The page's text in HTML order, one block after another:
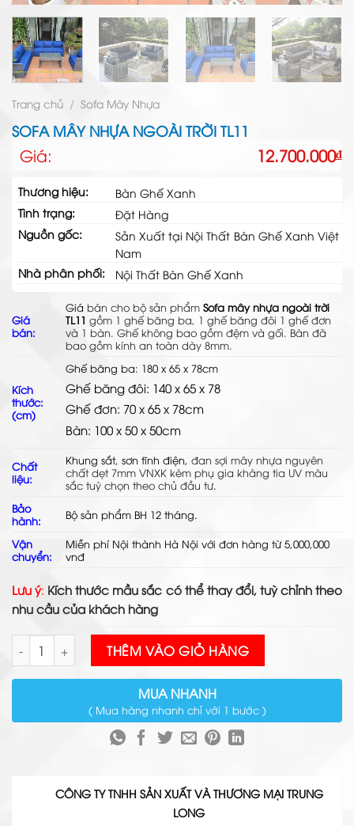
Trang chủ / Sofa Mây Nhựa
SOFA MÂY NHỰA NGOÀI TRỜI TL11
Giá: 12.700.000₫
Thương hiệu:
Bàn Ghế Xanh
Tình trạng:
Đặt Hàng
Nguồn gốc:
Sản Xuất tại Nội Thất Bàn Ghế Xanh Việt
Nam
Nhà phân phối:
Nội Thất Bàn Ghế Xanh
Giá
bán:
Giábán cho bộ sản phẩmSofa mây nhựa ngoài trời
TL11 gồm 1 ghế băng ba, 1 ghế băng đôi 1 ghế đơn
và 1 bàn. Ghế không bao gồm đệm và gối. Bàn đã
bao gồm kính an toàn dày 8mm.
Kích
thước:
(cm)
Ghế băng ba: 180 x 65 x 78cm
Ghế băng đôi: 140 x 65 x 78
Ghế đơn: 70 x 65 x 78cm
Bàn: 100 x 50 x 50cm
Chất
liệu:
Khung sắt, sơn tĩnh điện,đansợi mây nhựa nguyên
chất dẹt 7mm VNXK kèm phụ gia kháng tia UV màu
sắc tuỳ chọn theo chủ đầu tư.
Bảo
hành:
Bộ sản phẩm BH 12 tháng.
Vận
chuyển:
Miễn phí Nội thành Hà Nội với đơn hàng từ 5,000,000
vnđ
Lưu ý: Kích thước mầu sắc có thể thay đổi, tuỳ chỉnh theo
nhu cầu của khách hàng
Sofa Mây Nhựa Ngoài Trời TL11 số lượng
THÊM VÀO GIỎ HÀNG
MUA NHANH
( Mua hàng nhanh chỉ với 1 bước )
CÔNG TY TNHH SẢN XUẤT VÀ THƯƠNG MẠI TRUNG
LONG